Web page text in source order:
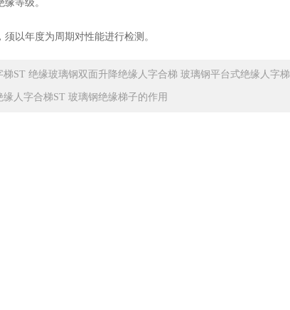
等级。
以年度为周期对性能进行检测。
ST 绝缘玻璃钢双面升降绝缘人字合梯 玻璃钢平台式绝缘人字梯
人字合梯ST 玻璃钢绝缘梯子的作用